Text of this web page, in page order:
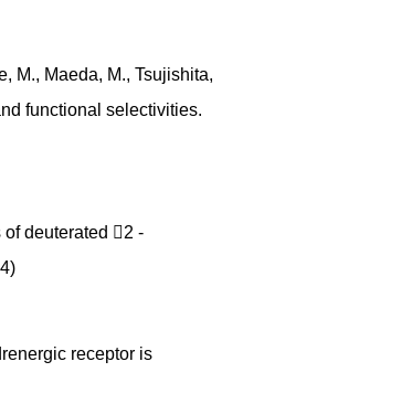
M., Maeda, M., Tsujishita,
functional selectivities.
of deuterated 2 -
receptor is